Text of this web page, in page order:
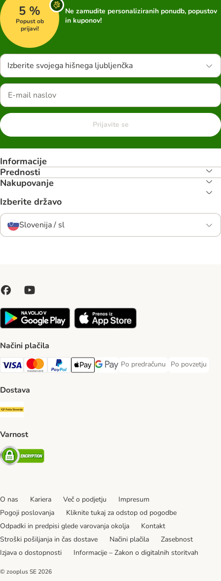
5 %
Popust ob
prijavi!
Ne zamudite personaliziranih ponudb, popustov
in kuponov!
Izberite svojega hišnega ljubljenčka
Prijavite se
Informacije
Prednosti
Nakupovanje
Izberite državo
Slovenija / sl
Načini plačila
Visa Payment Method
MasterCard Payment Method
PayPal Payment Method
Apple Pay Payment Method
Google pay Payment Method
Po predračunu
Po predračunu Payment Method
Po povzetju
Po povzetju
Dostava
Pošta Slovenije Shipping Method
Varnost
Security
O nas Kariera Več o podjetju
Impresum
Pogoji poslovanja
Kliknite tukaj za odstop od pogodbe
Odpadki in predpisi glede varovanja okolja
Kontakt
Stroški pošiljanja in čas dostave
Načini plačila
Zasebnost
Izjava o dostopnosti
Informacije – Zakon o digitalnih storitvah
© zooplus SE 2026